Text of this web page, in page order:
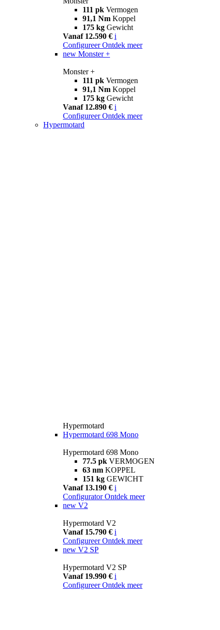
111 pk Vermogen
91,1 Nm Koppel
175 kg Gewicht
Vanaf 12.590 € i
Configureer Ontdek meer
new Monster +
Monster +
111 pk Vermogen
91,1 Nm Koppel
175 kg Gewicht
Vanaf 12.890 € i
Configureer Ontdek meer
Hypermotard
Hypermotard
Hypermotard 698 Mono
Hypermotard 698 Mono
77.5 pk VERMOGEN
63 nm KOPPEL
151 kg GEWICHT
Vanaf 13.190 € i
Configurator Ontdek meer
new V2
Hypermotard V2
Vanaf 15.790 € i
Configureer Ontdek meer
new V2 SP
Hypermotard V2 SP
Vanaf 19.990 € i
Configureer Ontdek meer